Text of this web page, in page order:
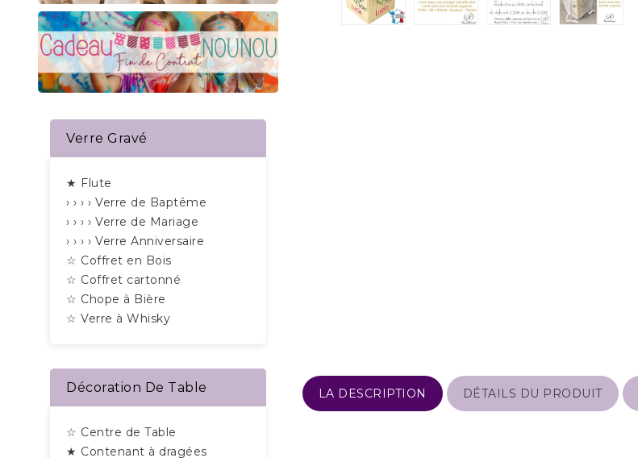
Verre Gravé
★ Flute
› › › › Verre de Baptême
› › › › Verre de Mariage
› › › › Verre Anniversaire
☆ Coffret en Bois
☆ Coffret cartonné
☆ Chope à Bière
☆ Verre à Whisky
Décoration De Table
☆ Centre de Table
★ Contenant à dragées
LA DESCRIPTION DÉTAILS DU PRODUIT